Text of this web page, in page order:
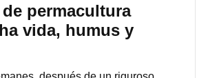
permacultura
vida, humus y